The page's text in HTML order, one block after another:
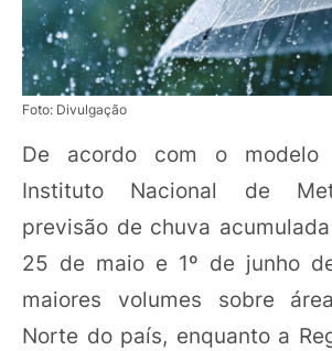
Foto: Divulgação
De acordo com o modelo
Instituto Nacional de
previsão de chuva
25 de maio e 1º de junho
maiores volumes sobre
Norte do país, enquanto a